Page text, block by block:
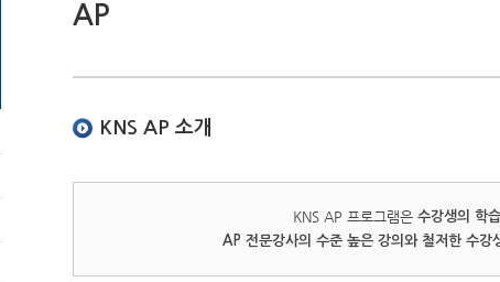
AP
KNS AP 소개
KNS AP 프로그램은 수강생의 학
AP 전문강사의 수준 높은 강의와 철저한 수강